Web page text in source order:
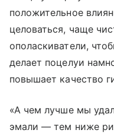
положительное
целоваться, чаще
ополаскиватели,
делает поцелуи
повышает качество
«А чем лучше мы
эмали — тем ниже